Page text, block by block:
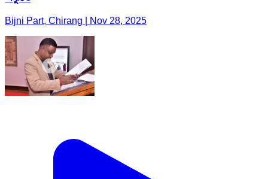
Bijni Part, Chirang | Nov 28, 2025